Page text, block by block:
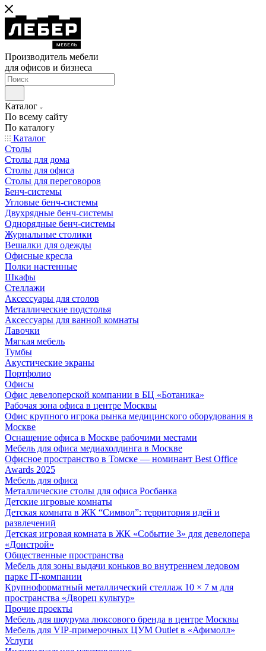
Производитель мебели
для офисов и бизнеса
Каталог
По всему сайту
По каталогу
Каталог
Столы
Столы для дома
Столы для офиса
Столы для переговоров
Бенч-системы
Угловые бенч-системы
Двухрядные бенч-системы
Однорядные бенч-системы
Журнальные столики
Вешалки для одежды
Офисные кресла
Полки настенные
Шкафы
Стеллажи
Аксессуары для столов
Металлические подстолья
Аксессуары для ванной комнаты
Лавочки
Мягкая мебель
Тумбы
Акустические экраны
Портфолио
Офисы
Офис девелоперской компании в БЦ «Ботаника»
Рабочая зона офиса в центре Москвы
Офис крупного игрока рынка медицинского оборудования в
Москве
Оснащение офиса в Москве рабочими местами
Мебель для офиса медиахолдинга в Москве
Офисное пространство в Томске — номинант Best Office
Awards 2025
Мебель для офиса
Металлические столы для офиса Росбанка
Детские игровые комнаты
Детская комната в ЖК “Символ”: территория идей и
развлечений
Детская игровая комната в ЖК «Событие 3» для девелопера
«Донстрой»
Общественные пространства
Мебель для зоны выдачи коньков во внутреннем ледовом
парке IT-компании
Крупноформатный металлический стеллаж 10 × 7 м для
пространства «Дворец культур»
Прочие проекты
Мебель для шоурума люксового бренда в центре Москвы
Мебель для VIP-примерочных ЦУМ Outlet в «Афимолл»
Услуги